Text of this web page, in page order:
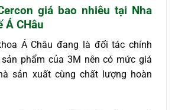
giá bao nhiêu tại Nha
Á CHâu
Á Châu đang là đối tác chính
phẩm của 3M nên có mức giá
sản xuất cùng chất lượng hoàn